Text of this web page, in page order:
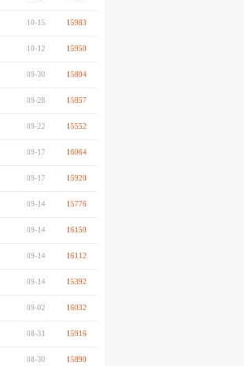
10-15 15983
10-12 15950
09-30 15804
09-28 15857
09-22 15552
09-17 16064
09-17 15920
09-14 15776
09-14 16150
09-14 16112
09-14 15392
09-02 16032
08-31 15916
08-30 15890